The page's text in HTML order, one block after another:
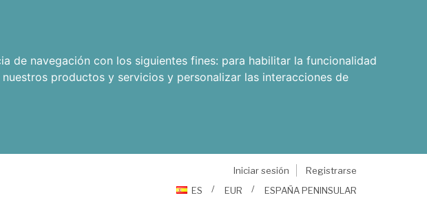
de navegación con los siguientes fines: para habilitar la funcionalidad
nuestros productos y servicios y personalizar las interacciones de
Iniciar sesión
Registrarse
ES
EUR ESPAÑA PENINSULAR